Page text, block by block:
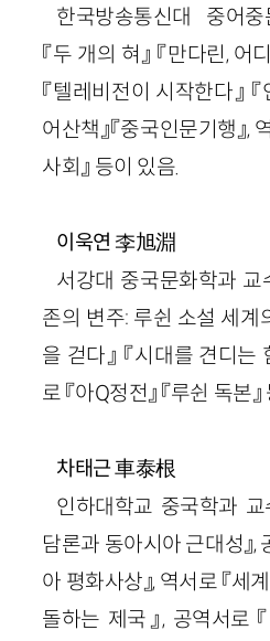
한국방송통신대 중어
『두 개의 혀』 『만다린, 어
『텔레비전이 시작한다』
어산책』『중국인문기행』,
사회』 등이 있음.
이욱연 李旭淵
서강대 중국문화학과 교
존의 변주: 루쉰 소설 세계
을 걷다』 『시대를 견디는
로 『아Q정전』 『루쉰 독본
차태근車泰根
인하대학교 중국학과 교
담론과 동아시아 근대성』,
아 평화사상』, 역서로 『세
돌하는 제국』, 공역서로